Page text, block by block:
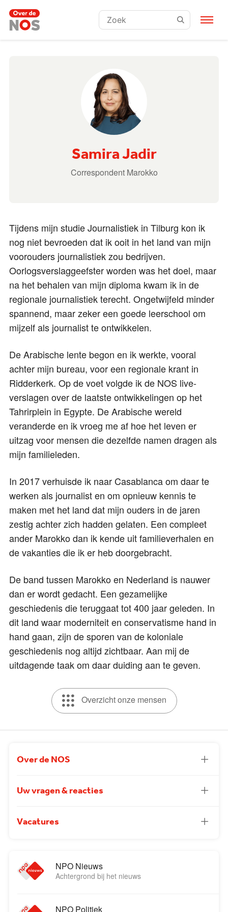
Zoeken:
Samira Jadir
Correspondent Marokko
Tijdens mijn studie Journalistiek in Tilburg kon ik
nog niet bevroeden dat ik ooit in het land van mijn
voorouders journalistiek zou bedrijven.
Oorlogsverslaggeefster worden was het doel, maar
na het behalen van mijn diploma kwam ik in de
regionale journalistiek terecht. Ongetwijfeld minder
spannend, maar zeker een goede leerschool om
mijzelf als journalist te ontwikkelen.
De Arabische lente begon en ik werkte, vooral
achter mijn bureau, voor een regionale krant in
Ridderkerk. Op de voet volgde ik de NOS live-
verslagen over de laatste ontwikkelingen op het
Tahrirplein in Egypte. De Arabische wereld
veranderde en ik vroeg me af hoe het leven er
uitzag voor mensen die dezelfde namen dragen als
mijn familieleden.
In 2017 verhuisde ik naar Casablanca om daar te
werken als journalist en om opnieuw kennis te
maken met het land dat mijn ouders in de jaren
zestig achter zich hadden gelaten. Een compleet
ander Marokko dan ik kende uit familieverhalen en
de vakanties die ik er heb doorgebracht.
De band tussen Marokko en Nederland is nauwer
dan er wordt gedacht. Een gezamelijke
geschiedenis die teruggaat tot 400 jaar geleden. In
dit land waar moderniteit en conservatisme hand in
hand gaan, zijn de sporen van de koloniale
geschiedenis nog altijd zichtbaar. Aan mij de
uitdagende taak om daar duiding aan te geven.
Overzicht onze mensen
Over de NOS
Uw vragen & reacties
Vacatures
NPO Nieuws
Achtergrond bij het nieuws
NPO Politiek